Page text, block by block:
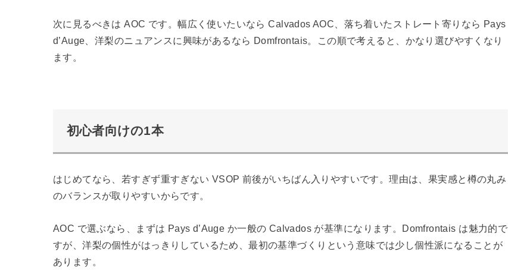
次に見るべきは AOC です。幅広く使いたいなら Calvados AOC、落ち着いたストレート寄りなら Pays
d’Auge、洋梨のニュアンスに興味があるなら Domfrontais。この順で考えると、かなり選びやすくなり
ます。
初心者向けの1本
はじめてなら、若すぎず重すぎない VSOP 前後がいちばん入りやすいです。理由は、果実感と樽の丸み
のバランスが取りやすいからです。
AOC で選ぶなら、まずは Pays d’Auge か一般の Calvados が基準になります。Domfrontais は魅力的で
すが、洋梨の個性がはっきりしているため、最初の基準づくりという意味では少し個性派になることが
あります。